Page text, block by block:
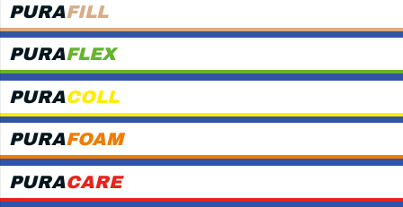
PURAFILL
PURAFLEX
PURACOLL
PURAFOAM
PURACARE